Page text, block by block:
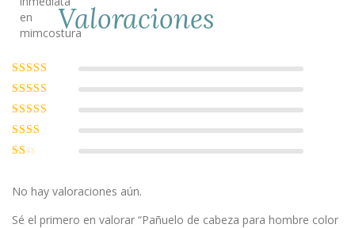
Valoraciones
Valorado con
5de 5
Valorado
con4 de 5
Valorado
con3de
5
Valorado
con2
1
No hay valoraciones aún.
Sé el primero en valorar “Pañuelo de cabeza para hombre color